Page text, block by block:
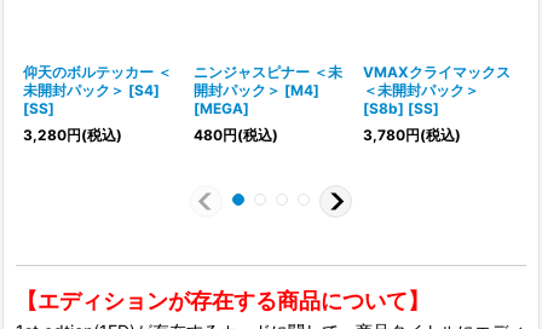
仰天のボルテッカー ＜
未開封パック＞ [S4]
[SS]
3,280円(税込)
ニンジャスピナー ＜未
開封パック＞ [M4]
[MEGA]
480円(税込)
VMAXクライマックス
＜未開封パック＞
[S8b] [SS]
3,780円(税込)
【エディションが存在する商品について】